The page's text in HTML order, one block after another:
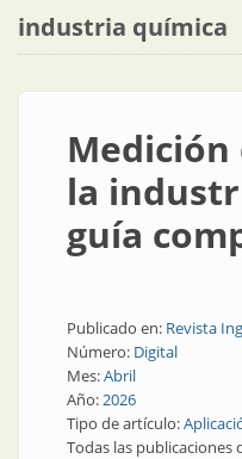
industria química
Medición
la
guía
Publicado en: Revista
Número: Digital
Mes:Abril
Año:2026
Tipo de artículo:
Todas las publicaciones